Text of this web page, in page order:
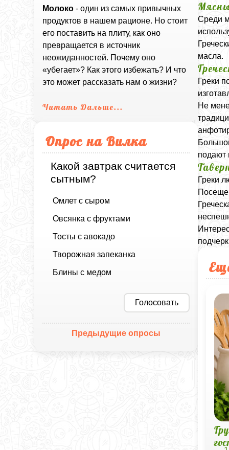
Молоко - один из самых привычных
продуктов в нашем рационе. Но стоит
его поставить на плиту, как оно
превращается в источник
неожиданностей. Почему оно
«убегает»? Как этого избежать? И что
это может рассказать нам о жизни?
Читать Дальше...
Опрос на Вилка
Какой завтрак считается
сытным?
Омлет с сыром
Овсянка с фруктами
Тосты с авокадо
Творожная запеканка
Блины с медом
Голосовать
Предыдущие опросы
Среди
масла.
Греки
Не
подают
Греки